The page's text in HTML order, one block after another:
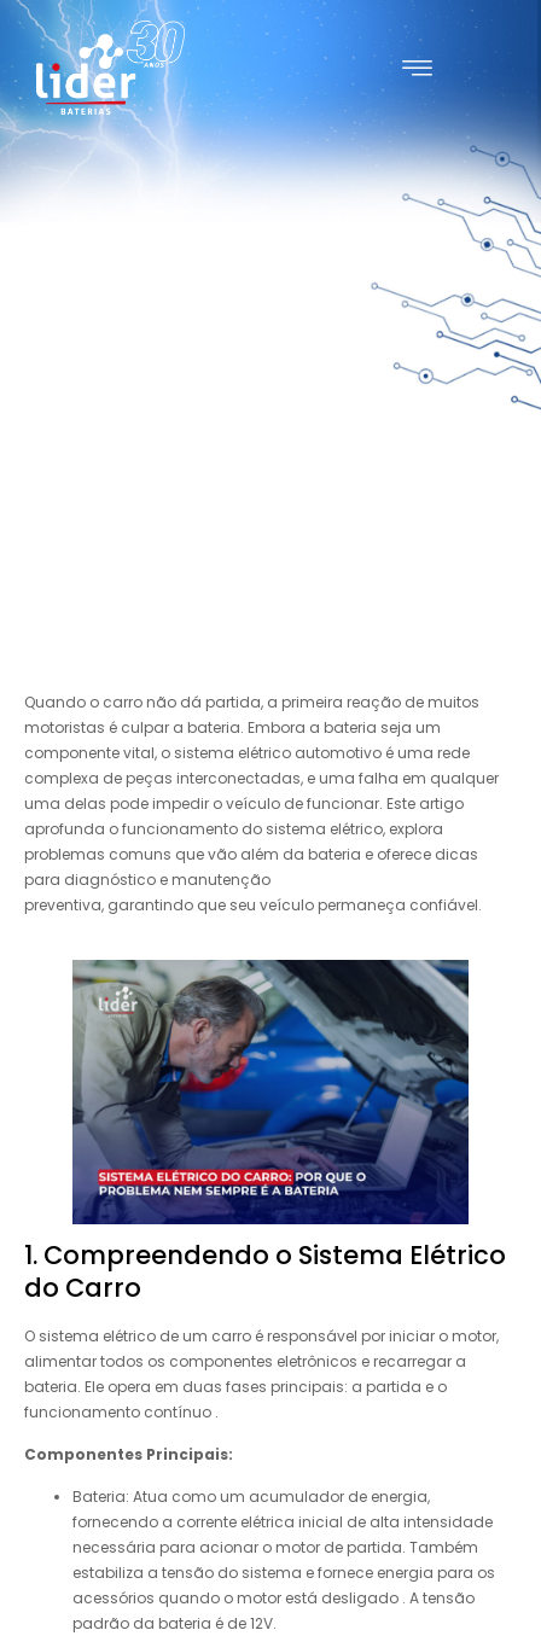
Quando o carro não dá partida, a primeira reação de muitos
motoristas é culpar a bateria. Embora a bateria seja um
componente vital, o sistema elétrico automotivo é uma rede
complexa de peças interconectadas, e uma falha em qualquer
uma delas pode impedir o veículo de funcionar. Este artigo
aprofunda o funcionamento do sistema elétrico, explora
problemas comuns que vão além da bateria e oferece dicas
para diagnóstico e manutenção
preventiva, garantindo que seu veículo permaneça confiável.
1. Compreendendo o Sistema Elétrico
do Carro
O sistema elétrico de um carro é responsável por iniciar o motor,
alimentar todos os componentes eletrônicos e recarregar a
bateria. Ele opera em duas fases principais: a partida e o
funcionamento contínuo .
Componentes Principais:
Bateria: Atua como um acumulador de energia,
fornecendo a corrente elétrica inicial de alta intensidade
necessária para acionar o motor de partida. Também
estabiliza a tensão do sistema e fornece energia para os
acessórios quando o motor está desligado . A tensão
padrão da bateria é de 12V.